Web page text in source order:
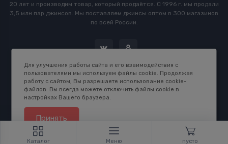
20 лет и производим товар, который продаётся. С 1996 г. мы продали
3,5 млн пар джинсов. Мы поставляем джинсы оптом в 300 магазинов
по всей России.
Каталог Меню пусто
Для улучшения работы сайта и его взаимодействия с
пользователями мы используем файлы cookie. Продолжая
работу с сайтом, Вы разрешаете использование cookie-
файлов. Вы всегда можете отключить файлы cookie в
настройках Вашего браузера.
Принять